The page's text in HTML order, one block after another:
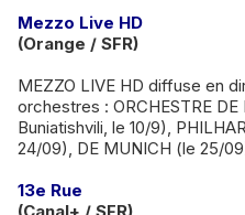
Mezzo Live HD
(Orange / SFR)
MEZZO LIVE HD diffuse en
orchestres : ORCHESTRE DE
Buniatishvili, le 10/9),
24/09), DE MUNICH (le 25/
13e Rue